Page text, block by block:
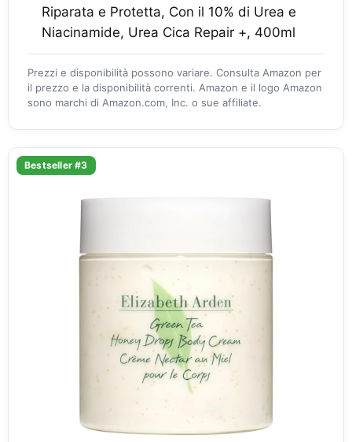
Riparata e Protetta, Con il 10% di Urea e
Niacinamide, Urea Cica Repair +, 400ml
Prezzi e disponibilità possono variare. Consulta Amazon per
il prezzo e la disponibilità correnti. Amazon e il logo Amazon
sono marchi di Amazon.com, Inc. o sue affiliate.
Bestseller #3